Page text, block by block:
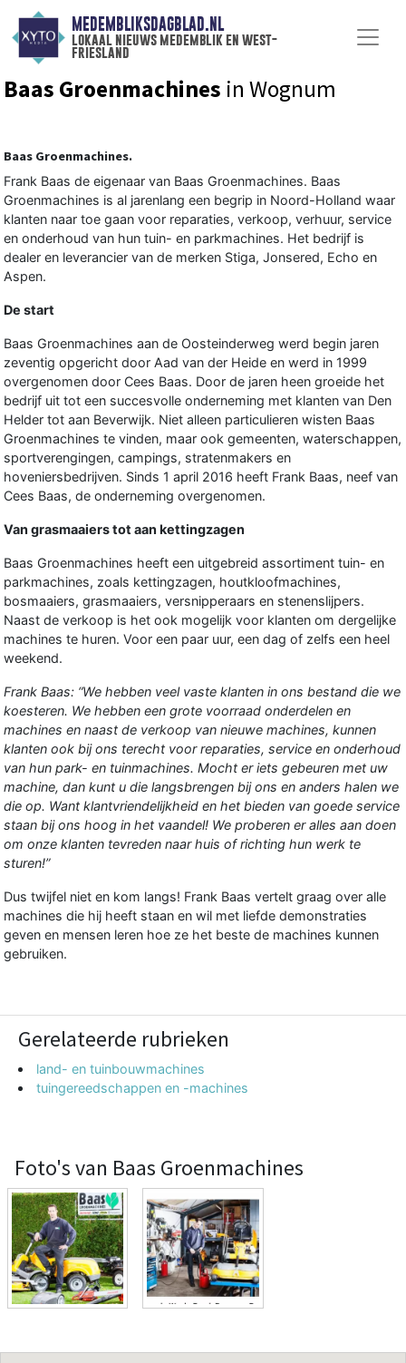
MEDEMBLIKSDAGBLAD.NL
lokaal nieuws medemblik en west-
friesland
Baas Groenmachines in Wognum
Baas Groenmachines.
Frank Baas de eigenaar van Baas Groenmachines. Baas
Groenmachines is al jarenlang een begrip in Noord-Holland waar
klanten naar toe gaan voor reparaties, verkoop, verhuur, service
en onderhoud van hun tuin- en parkmachines. Het bedrijf is
dealer en leverancier van de merken Stiga, Jonsered, Echo en
Aspen.
De start
Baas Groenmachines aan de Oosteinderweg werd begin jaren
zeventig opgericht door Aad van der Heide en werd in 1999
overgenomen door Cees Baas. Door de jaren heen groeide het
bedrijf uit tot een succesvolle onderneming met klanten van Den
Helder tot aan Beverwijk. Niet alleen particulieren wisten Baas
Groenmachines te vinden, maar ook gemeenten, waterschappen,
sportverengingen, campings, stratenmakers en
hoveniersbedrijven. Sinds 1 april 2016 heeft Frank Baas, neef van
Cees Baas, de onderneming overgenomen.
Van grasmaaiers tot aan kettingzagen
Baas Groenmachines heeft een uitgebreid assortiment tuin- en
parkmachines, zoals kettingzagen, houtkloofmachines,
bosmaaiers, grasmaaiers, versnipperaars en stenenslijpers.
Naast de verkoop is het ook mogelijk voor klanten om dergelijke
machines te huren. Voor een paar uur, een dag of zelfs een heel
weekend.
Frank Baas: “We hebben veel vaste klanten in ons bestand die we
koesteren. We hebben een grote voorraad onderdelen en
machines en naast de verkoop van nieuwe machines, kunnen
klanten ook bij ons terecht voor reparaties, service en onderhoud
van hun park- en tuinmachines. Mocht er iets gebeuren met uw
machine, dan kunt u die langsbrengen bij ons en anders halen we
die op. Want klantvriendelijkheid en het bieden van goede service
staan bij ons hoog in het vaandel! We proberen er alles aan doen
om onze klanten tevreden naar huis of richting hun werk te
sturen!”
Dus twijfel niet en kom langs! Frank Baas vertelt graag over alle
machines die hij heeft staan en wil met liefde demonstraties
geven en mensen leren hoe ze het beste de machines kunnen
gebruiken.
Gerelateerde rubrieken
land- en tuinbouwmachines
tuingereedschappen en -machines
Foto's van Baas Groenmachines